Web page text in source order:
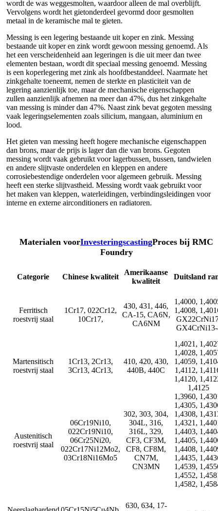
wordt de was weggesmolten, waardoor alleen de mal overblijft.
Vervolgens wordt het gietonderdeel gevormd door gesmolten
metaal in de keramische mal te gieten.
Messing is een legering bestaande uit koper en zink. Messing
bestaande uit koper en zink wordt gewoon messing genoemd. Als
het een verscheidenheid aan legeringen is die uit meer dan twee
elementen bestaan, wordt dit speciaal messing genoemd. Messing
is een koperlegering met zink als hoofdbestanddeel. Naarmate het
zinkgehalte toeneemt, nemen de sterkte en plasticiteit van de
legering aanzienlijk toe, maar de mechanische eigenschappen
zullen aanzienlijk afnemen na meer dan 47%, dus het zinkgehalte
van messing is minder dan 47%. Naast zink bevat gegoten messing
vaak legeringselementen zoals silicium, mangaan, aluminium en
lood.
Het gieten van messing heeft hogere mechanische eigenschappen
dan brons, maar de prijs is lager dan die van brons. Gegoten
messing wordt vaak gebruikt voor lagerbussen, bussen, tandwielen
en andere slijtvaste onderdelen en kleppen en andere
corrosiebestendige onderdelen voor algemeen gebruik. Messing
heeft een sterke slijtvastheid. Messing wordt vaak gebruikt voor
het maken van kleppen, waterleidingen, verbindingsleidingen voor
interne en externe airconditioners en radiatoren.
Materialen voorInvesteringscastingProces bij RMC
Foundry
Categorie Chinese kwaliteit
Amerikaanse
kwaliteit
Duitsland
Ferritisch
roestvrij staal
1Cr17, 022Cr12,
10Cr17,
430, 431, 446,
CA-15, CA6N,
CA6NM
1,4000,
1,4008,
Martensitisch
roestvrij staal
1Cr13, 2Cr13,
3Cr13, 4Cr13,
410, 420, 430,
440B, 440C
1,4021,
1,4028,
1,4059,
1,4112,
1,4120,
1,4125
Austenitisch
roestvrij staal
06Cr19Ni10,
022Cr19Ni10,
06Cr25Ni20,
022Cr17Ni12Mo2,
03Cr18Ni16Mo5
302, 303, 304,
304L, 316,
316L, 329,
CF3, CF3M,
CF8, CF8M,
CN7M,
CN3MN
1,3960,
1,4305,
1,4308,
1,4321,
1,4403,
1,4405,
1,4408,
1,4435,
1,4539,
1,4552,
1,4582,
630, 634, 17-